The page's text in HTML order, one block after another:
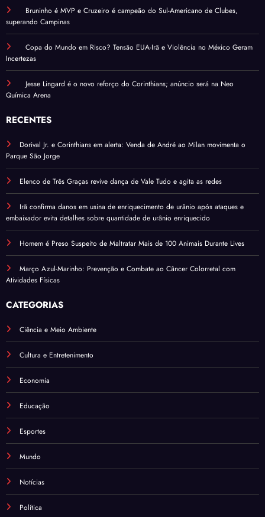
Bruninho é MVP e Cruzeiro é campeão do Sul-Americano de Clubes,
superando Campinas
Copa do Mundo em Risco? Tensão EUA-Irã e Violência no México Geram
Incertezas
Jesse Lingard é o novo reforço do Corinthians; anúncio será na Neo
Química Arena
RECENTES
Dorival Jr. e Corinthians em alerta: Venda de André ao Milan movimenta o
Parque São Jorge
Elenco de Três Graças revive dança de Vale Tudo e agita as redes
Irã confirma danos em usina de enriquecimento de urânio após ataques e
embaixador evita detalhes sobre quantidade de urânio enriquecido
Homem é Preso Suspeito de Maltratar Mais de 100 Animais Durante Lives
Março Azul-Marinho: Prevenção e Combate ao Câncer Colorretal com
Atividades Físicas
CATEGORIAS
Ciência e Meio Ambiente
Cultura e Entretenimento
Economia
Educação
Esportes
Mundo
Notícias
Política